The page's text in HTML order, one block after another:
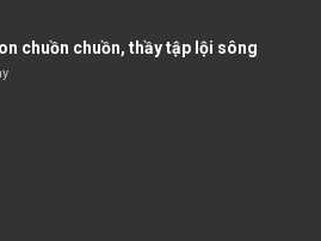
chuồn chuồn, thầy tập lội sông